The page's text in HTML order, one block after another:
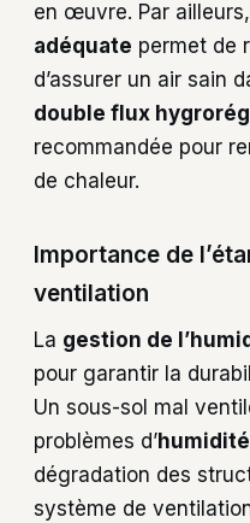
en œuvre. Par
adéquate permet de
d’assurer un air sain
double flux
recommandée pour
de chaleur.
Importance de
ventilation
La gestion de
pour garantir la
Un sous-sol mal
problèmes d’humidité
dégradation des
système de